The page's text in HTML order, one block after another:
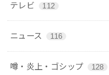
テレビ 112
ニュース 116
噂・炎上・ゴシップ 128